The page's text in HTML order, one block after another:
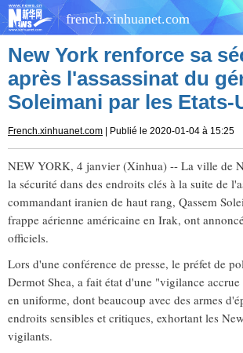
french.xinhuanet.com
New York renforce sa
après l'assassinat du
Soleimani par les Etats-
French.xinhuanet.com | Publié le 2020-01-04 à 15:25
NEW YORK, 4 janvier (Xinhua) -- La ville de
la sécurité dans des endroits clés à la suite de
commandant iranien de haut rang, Qassem
frappe aérienne américaine en Irak, ont
officiels.
Lors d'une conférence de presse, le préfet de
Dermot Shea, a fait état d'une "vigilance
en uniforme, dont beaucoup avec des armes
endroits sensibles et critiques, exhortant les
vigilants.